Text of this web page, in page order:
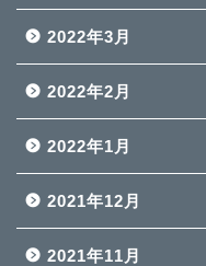
2022年3月
2022年2月
2022年1月
2021年12月
2021年11月